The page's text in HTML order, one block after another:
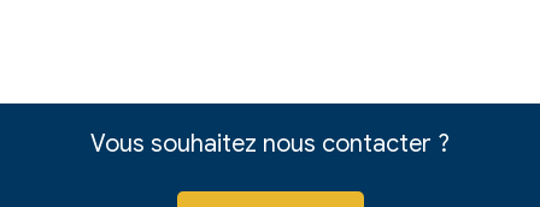
Vous souhaitez nous contacter ?